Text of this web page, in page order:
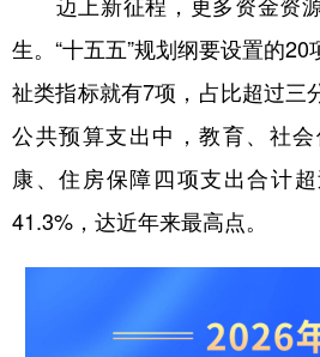
迈上新征程，更多资金资源
生。“十五五”规划纲要设置的
祉类指标就有7项，占比超过三
公共预算支出中，教育、社
康、住房保障四项支出合计
41.3%，达近年来最高点。